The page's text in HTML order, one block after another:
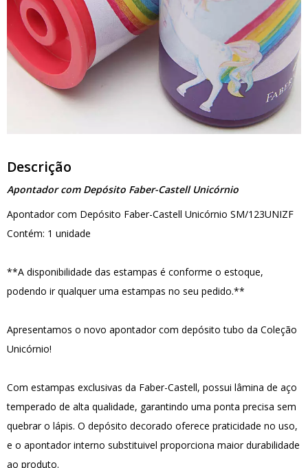
Descrição
Apontador com Depósito Faber-Castell Unicórnio
Apontador com Depósito Faber-Castell Unicórnio SM/123UNIZF
Contém: 1 unidade
**A disponibilidade das estampas é conforme o estoque,
podendo ir qualquer uma estampas no seu pedido.**
Apresentamos o novo apontador com depósito tubo da Coleção
Unicórnio!
Com estampas exclusivas da Faber-Castell, possui lâmina de aço
temperado de alta qualidade, garantindo uma ponta precisa sem
quebrar o lápis. O depósito decorado oferece praticidade no uso,
e o apontador interno substituivel proporciona maior durabilidade
ao produto.